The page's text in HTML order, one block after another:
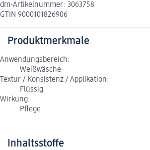
dm-Artikelnummer: 3063758
GTIN 9000101826906
Produktmerkmale
Anwendungsbereich:
Weißwäsche
Textur / Konsistenz / Applikation:
Flüssig
Wirkung:
Pflege
Inhaltsstoffe